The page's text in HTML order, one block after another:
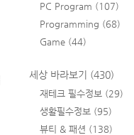
PC Program (107)
Programming (68)
Game (44)
세상 바라보기 (430)
재테크 필수정보 (29)
생활필수정보 (95)
뷰티 & 패션 (138)